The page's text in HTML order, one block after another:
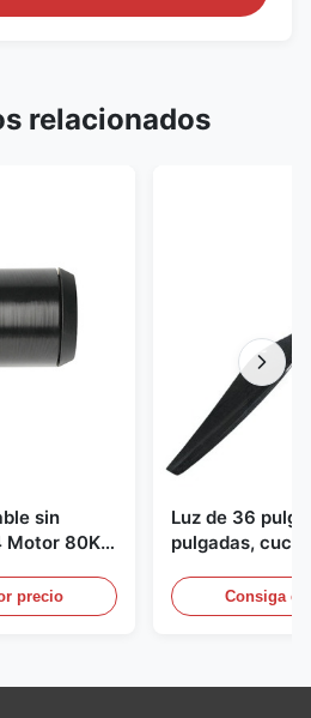
relacionados
sin
Motor 80KV
hidro
precio
Luz de 36
pulgadas,
pulgadas para
Consiga el